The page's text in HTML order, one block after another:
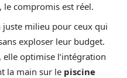
compromis est réel.
juste milieu pour ceux qui
exploser leur budget.
optimise l’intégration
la main sur le piscine